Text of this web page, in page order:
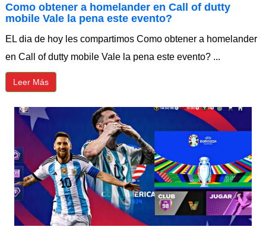
Como obtener a homelander en Call of dutty
mobile Vale la pena este evento?
EL dia de hoy les compartimos Como obtener a homelander
en Call of dutty mobile Vale la pena este evento? ...
Leer Más